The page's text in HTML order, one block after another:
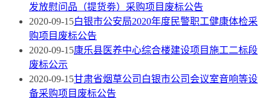
发放慰问品（提货劵）采购项目废标公告
2020-09-15白银市公安局2020年度民警职工健康体检采
购项目废标公告
2020-09-15康乐县医养中心综合楼建设项目施工二标段
废标公示
2020-09-15甘肃省烟草公司白银市公司会议室音响等设
备采购项目废标公告